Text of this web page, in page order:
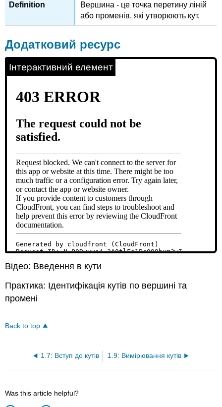
Вершина - це точка перетину ліній
або променів, які утворюють кут.
Додатковий ресурс
Інтерактивний елемент
Відео: Введення в кути
Практика: Ідентифікація кутів по вершині та
промені
Back to top
1.7: Вступ до кутів 1.9: Вимірювання кутів
Was this article helpful?